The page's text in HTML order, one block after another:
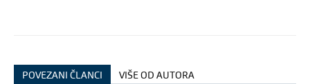
POVEZANI ČLANCI VIŠE OD AUTORA